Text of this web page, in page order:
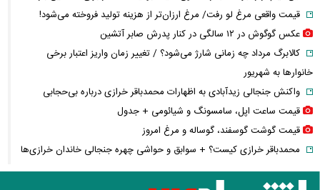
قیمت واقعی مرغ لو رفت/ مرغ ارزان‌تر از هزینه تولید فروخته می‌شود!
عکس گوگوش در ۱۲ سالگی در کنار پدرش صابر آتشین
کالابرگ مرداد چه زمانی شارژ می‌شود؟ / تغییر زمان واریز اعتبار برخی
خانوارها به شهریور
واکنش جنجالی زیدآبادی به اظهارات محمدباقر خرازی درباره بی‌حجابی
قیمت ساعت اپل، سامسونگ و شیائومی + جدول
قیمت گوشت گوسفند، گوساله و مرغ امروز
محمدباقر خرازی کیست؟ + سوابق و حواشی چهره جنجالی خاندان خرازی‌ها
فیلم / وداع تلخ مردم قم با داماد محبوب مبتلا به سندرم داون